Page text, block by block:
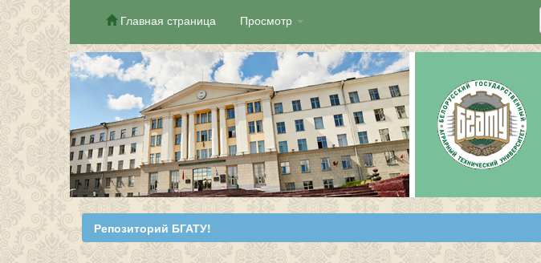
Skip
navigation
Главная страница Просмотр
Репозиторий БГАТУ!